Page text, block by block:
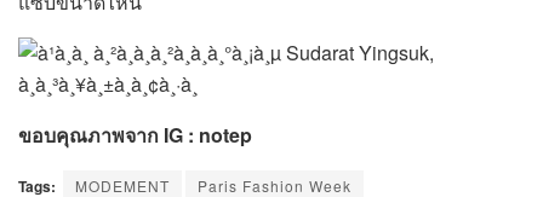
ขอบคุณภาพจาก IG : notep
Tags: MODEMENT Paris Fashion Week